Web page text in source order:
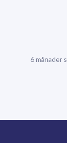
6 månader